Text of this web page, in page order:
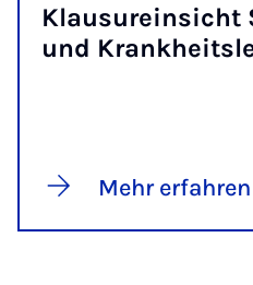
Klau­­sur­ein­­sicht
und
Mehr erfahren